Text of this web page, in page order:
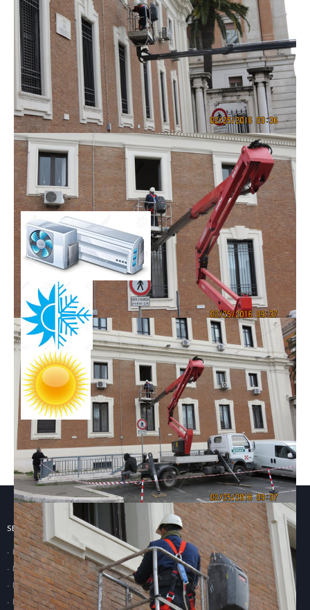
SERVIZI
Impianti Elettrici Civili e Industriali
Impianti Terrestri e Satellitari
Impianti Dati e Fonia
Impianti Termici e di Climatizzazione